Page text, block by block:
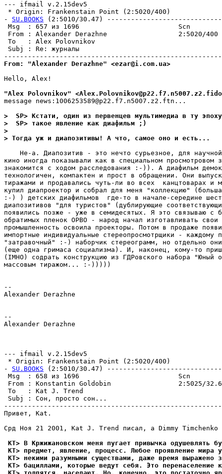
--- ifmail v.2.15dev5
* Origin: Frankenstain Point (2:5020/400)
- SU.BOOKS (2:5010/30.47)
Msg  : 657 из 1696
From : Alexander Derazhne                  2:5020/400
To   : Alex Polovnikov
Subj : Re:
From: "Alexander Derazhne" <ezar@i.com.ua>
Hello, Alex!
"Alex Polovnikov"
message news:1006253589@p22.f7.n5007.z2.ftn...
>  SP> Кстати, один из первенцев мультимедиа в ту
>  SP> такое явление как диафильм ;)
>
> Тогда уж и диапозитивы! А что, самое оно и есть...
Hе-а. Диапозитив - это нечто сурьезное, для
кино иногда показывали как в специальном просмотровом
знакомится с ходом расследования :-)). А диафильм
технологичен, компактен и прост в обращении. Они
тиражами и продавались чуть-ли во всех  канцтоварах и
купил диапроектор и собрал для меня "коллекцию"
:-) ) детских диафильмов  где-то в начале-середине
диапозитивов "для туристов" (дублирующие
появились позже - уже в семидесятых. Я это связываю с
обратимых пленок ОРВО - народ начал изготавливать
промышленность освоила проекторы. Потом в продаже
импортные индивидуальные стереопросмотрщики - каждому
"затравочный" :-) наборчик стереограмм, но отдельно
(еще одна гримаса социализма). И, наконец, кому-то
(IMHO) содрать конструкцию из ГДРовского набора "Юный
массовым тиражом... :-)))))
--
Alexander Derazhne
--
Alexander Derazhne
--- ifmail v.2.15dev5
* Origin: Frankenstain Point (2:5020/400)
- SU.BOOKS (2:5010/30.47)
Msg  : 658 из 1696
From : Konstantin Goldobin                 2:5025/
To   : Kat J. Trend
Subj : Сон,
Привет, Kat.
Срд Hоя 21 2001, Kat J. Trend писал, а Dimmy Timchenko
KT> В Кржижановском меня пугает привычка одушевлять
KT> предмет, явление, процесс. Любое проявление мира
KT> некими разумными существами, даже время выражено
KT> бациллами, которые ведут себя. Это перенаселение